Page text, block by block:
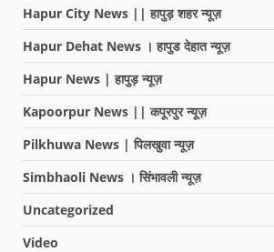
Hapur City News || हापुड़ शहर न्यूज़
Hapur Dehat News । हापुड देहात न्यूज़
Hapur News | हापुड़ न्यूज़
Kapoorpur News || कपूरपुर न्यूज़
Pilkhuwa News | पिलखुवा न्यूज़
Simbhaoli News । सिंभावली न्यूज़
Uncategorized
Video